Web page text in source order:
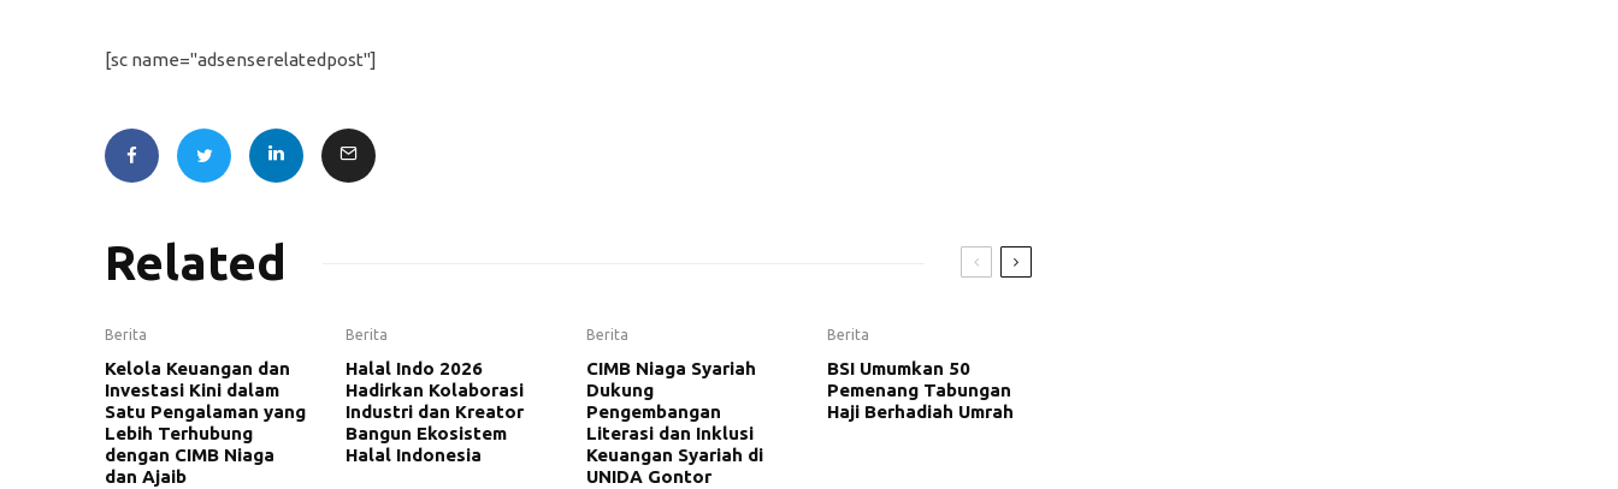
[sc name="adsenserelatedpost"]
Related
Berita
Kelola Keuangan dan
Investasi Kini dalam
Satu Pengalaman yang
Lebih Terhubung
dengan CIMB Niaga
dan Ajaib
Berita
Halal Indo 2026
Hadirkan Kolaborasi
Industri dan Kreator
Bangun Ekosistem
Halal Indonesia
Berita
CIMB Niaga Syariah
Dukung
Pengembangan
Literasi dan Inklusi
Keuangan Syariah di
UNIDA Gontor
Berita
BSI Umumkan 50
Pemenang Tabungan
Haji Berhadiah Umrah